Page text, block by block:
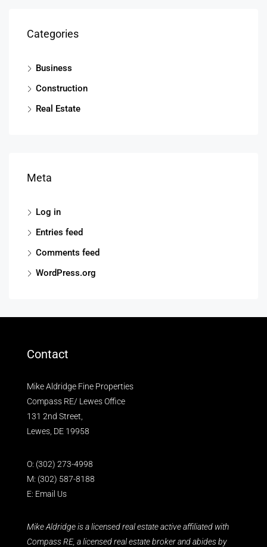
Categories
Business
Construction
Real Estate
Meta
Log in
Entries feed
Comments feed
WordPress.org
Contact
Mike Aldridge Fine Properties
Compass RE/ Lewes Office
131 2nd Street,
Lewes, DE 19958
O: (302) 273-4998
M: (302) 587-8188
E: Email Us
Mike Aldridge is a licensed real estate active affiliated with
Compass RE, a licensed real estate broker and abides by